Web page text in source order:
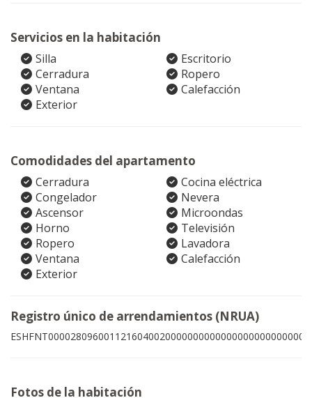
Servicios en la habitación
Silla
Escritorio
Cerradura
Ropero
Ventana
Calefacción
Exterior
Comodidades del apartamento
Cerradura
Cocina eléctrica
Congelador
Nevera
Ascensor
Microondas
Horno
Televisión
Ropero
Lavadora
Ventana
Calefacción
Exterior
Registro único de arrendamientos (NRUA)
ESHFNT00002809600112160400200000000000000000000000006
Fotos de la habitación